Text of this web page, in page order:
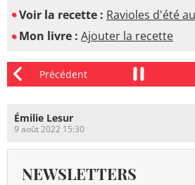
Voir la recette : Ravioles d'été
Mon livre : Ajouter la recette
Émilie Lesur
9 août 2022 15:30
NEWSLETTERS